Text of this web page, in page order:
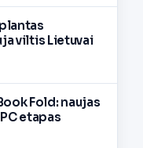
viltis Lietuvai
Fold: naujas
etapas